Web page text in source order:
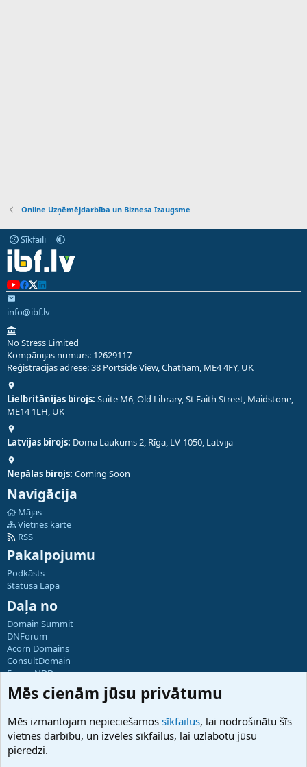
Online Uzņēmējdarbība un Biznesa Izaugsme
Sīkfaili
info@ibf.lv
No Stress Limited
Kompānijas numurs: 12629117
Reģistrācijas adrese: 38 Portside View, Chatham, ME4 4FY, UK
Lielbritānijas birojs: Suite M6, Old Library, St Faith Street, Maidstone,
ME14 1LH, UK
Latvijas birojs: Doma Laukums 2, Rīga, LV-1050, Latvija
Nepālas birojs: Coming Soon
Navigācija
Mājas
Vietnes karte
RSS
Pakalpojumu
Podkāsts
Statusa Lapa
Daļa no
Domain Summit
DNForum
Acorn Domains
ConsultDomain
ForumNDD
Domainforum.ro
27.be
Hostmaria
Atbalsts
Mēs cienām jūsu privātumu
Mēs izmantojam nepieciešamos sīkfailus, lai nodrošinātu šīs
vietnes darbību, un izvēles sīkfailus, lai uzlabotu jūsu
pieredzi.